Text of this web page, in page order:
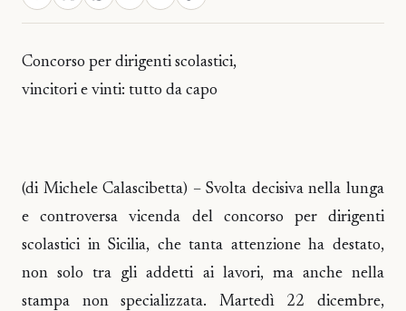
Concorso per dirigenti scolastici,
vincitori e vinti: tutto da capo
(di Michele Calascibetta) – Svolta decisiva nella lunga
e controversa vicenda del concorso per dirigenti
scolastici in Sicilia, che tanta attenzione ha destato,
non solo tra gli addetti ai lavori, ma anche nella
stampa non specializzata. Martedì 22 dicembre,